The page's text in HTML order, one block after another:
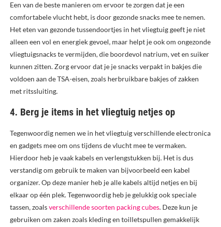
Een van de beste manieren om ervoor te zorgen dat je een
comfortabele vlucht hebt, is door gezonde snacks mee te nemen.
Het eten van gezonde tussendoortjes in het vliegtuig geeft je niet
alleen een vol en energiek gevoel, maar helpt je ook om ongezonde
vliegtuigsnacks te vermijden, die boordevol natrium, vet en suiker
kunnen zitten. Zorg ervoor dat je je snacks verpakt in bakjes die
voldoen aan de TSA-eisen, zoals herbruikbare bakjes of zakken
met ritssluiting.
4. Berg je items in het vliegtuig netjes op
Tegenwoordig nemen we in het vliegtuig verschillende electronica
en gadgets mee om ons tijdens de vlucht mee te vermaken.
Hierdoor heb je vaak kabels en verlengstukken bij. Het is dus
verstandig om gebruik te maken van bijvoorbeeld een kabel
organizer. Op deze manier heb je alle kabels altijd netjes en bij
elkaar op één plek. Tegenwoordig heb je gelukkig ook speciale
tassen, zoalsverschillende soorten packing cubes. Deze kun je
gebruiken om zaken zoals kleding en toilletspullen gemakkelijk